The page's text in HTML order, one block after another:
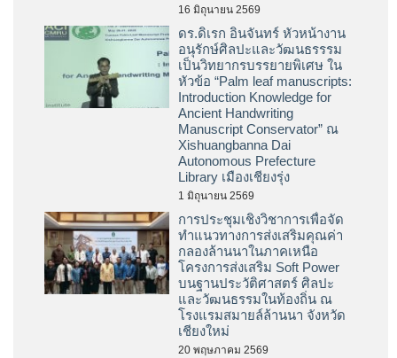
16 มิถุนายน 2569
ดร.ดิเรก อินจันทร์ หัวหน้างาน
อนุรักษ์ศิลปะและวัฒนธรรรม
เป็นวิทยากรบรรยายพิเศษ ใน
หัวข้อ “Palm leaf manuscripts:
Introduction Knowledge for
Ancient Handwriting
Manuscript Conservator” ณ
Xishuangbanna Dai
Autonomous Prefecture
Library เมืองเชียงรุ่ง
1 มิถุนายน 2569
การประชุมเชิงวิชาการเพื่อจัด
ทำแนวทางการส่งเสริมคุณค่า
กลองล้านนาในภาคเหนือ
โครงการส่งเสริม Soft Power
บนฐานประวัติศาสตร์ ศิลปะ
และวัฒนธรรมในท้องถิ่น ณ
โรงแรมสมายล์ล้านนา จังหวัด
เชียงใหม่
20 พฤษภาคม 2569